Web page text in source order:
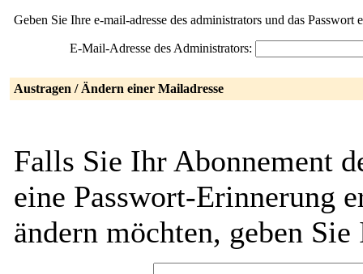
Geben Sie Ihre e-mail-adresse des administrators und das
E-Mail-Adresse des Administrators:
Austragen / Ändern einer Mailadresse
Falls Sie Ihr Abonnement
eine Passwort-Erinnerung
ändern möchten, geben